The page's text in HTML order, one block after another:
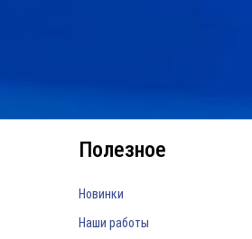
Полезное
Новинки
Наши работы